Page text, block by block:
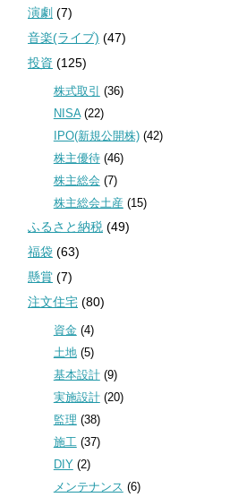
演劇 (7)
音楽(ライブ) (47)
投資 (125)
株式取引
(36)
NISA(22)
IPO(新規公開株)(42)
株主優待(46)
株主総会 (7)
株主総会土産 (15)
ふるさと納税 (49)
福袋 (63)
懸賞 (7)
注文住宅 (80)
資金(4)
土地(5)
基本設計(9)
実施設計(20)
監理 (38)
施工(37)
DIY(2)
メンテナンス (6)